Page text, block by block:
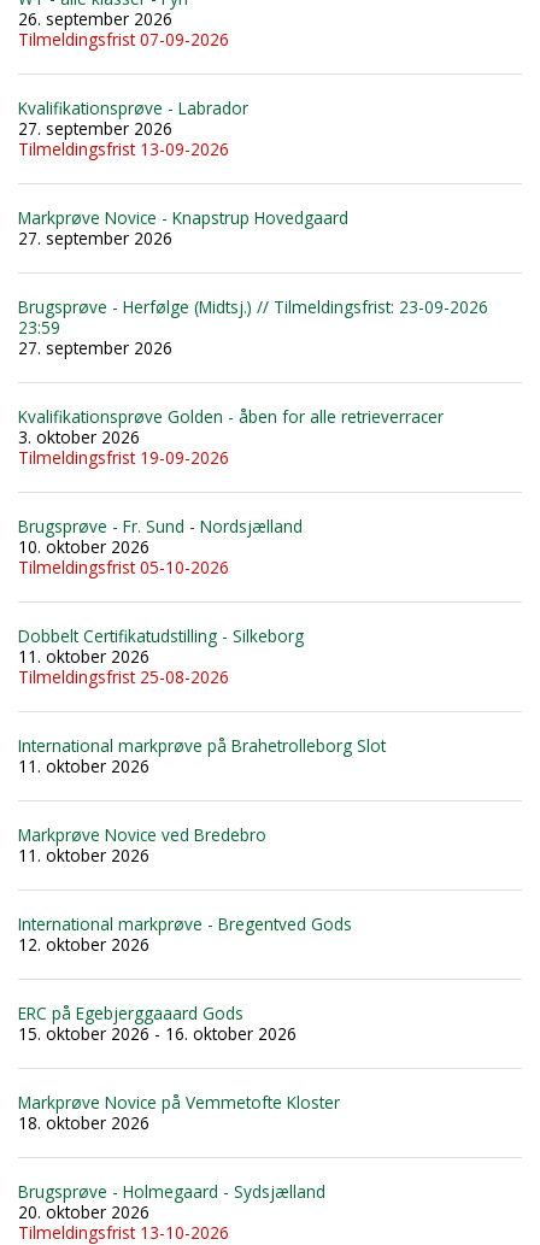
26. september 2026
Tilmeldingsfrist 07-09-2026
Kvalifikationsprøve - Labrador
27. september 2026
Tilmeldingsfrist 13-09-2026
Markprøve Novice - Knapstrup Hovedgaard
27. september 2026
Brugsprøve - Herfølge (Midtsj.) // Tilmeldingsfrist: 23-09-2026
23:59
27. september 2026
Kvalifikationsprøve Golden - åben for alle retrieverracer
3. oktober 2026
Tilmeldingsfrist 19-09-2026
Brugsprøve - Fr. Sund - Nordsjælland
10. oktober 2026
Tilmeldingsfrist 05-10-2026
Dobbelt Certifikatudstilling - Silkeborg
11. oktober 2026
Tilmeldingsfrist 25-08-2026
International markprøve på Brahetrolleborg Slot
11. oktober 2026
Markprøve Novice ved Bredebro
11. oktober 2026
International markprøve - Bregentved Gods
12. oktober 2026
ERC på Egebjerggaaard Gods
15. oktober 2026 - 16. oktober 2026
Markprøve Novice på Vemmetofte Kloster
18. oktober 2026
Brugsprøve - Holmegaard - Sydsjælland
20. oktober 2026
Tilmeldingsfrist 13-10-2026